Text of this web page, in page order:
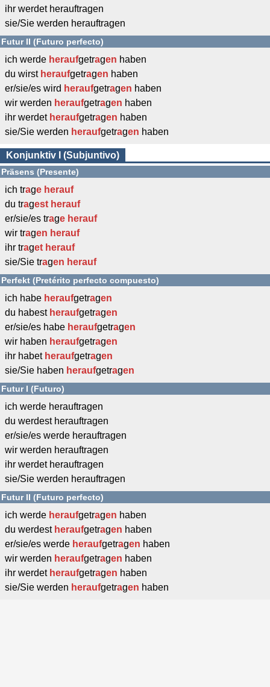
ihr werdet herauftragen
sie/Sie werden herauftragen
Futur II (Futuro perfecto)
ich werde heraufgetragen haben
du wirst heraufgetragen haben
er/sie/es wird heraufgetragen haben
wir werden heraufgetragen haben
ihr werdet heraufgetragen haben
sie/Sie werden heraufgetragen haben
Konjunktiv I (Subjuntivo)
Präsens (Presente)
ich trage herauf
du tragest herauf
er/sie/es trage herauf
wir tragen herauf
ihr traget herauf
sie/Sie tragen herauf
Perfekt (Pretérito perfecto compuesto)
ich habe heraufgetragen
du habest heraufgetragen
er/sie/es habe heraufgetragen
wir haben heraufgetragen
ihr habet heraufgetragen
sie/Sie haben heraufgetragen
Futur I (Futuro)
ich werde herauftragen
du werdest herauftragen
er/sie/es werde herauftragen
wir werden herauftragen
ihr werdet herauftragen
sie/Sie werden herauftragen
Futur II (Futuro perfecto)
ich werde heraufgetragen haben
du werdest heraufgetragen haben
er/sie/es werde heraufgetragen haben
wir werden heraufgetragen haben
ihr werdet heraufgetragen haben
sie/Sie werden heraufgetragen haben